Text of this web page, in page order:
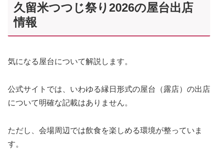
久留米つつじ祭り2026の屋台出店
情報
気になる屋台について解説します。
公式サイトでは、いわゆる縁日形式の屋台（露店）の出店
について明確な記載はありません。
ただし、会場周辺では飲食を楽しめる環境が整っていま
す。